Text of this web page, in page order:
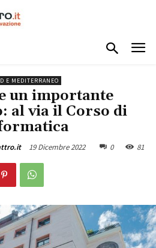
E MEDITERRANEO
un importante
al via il Corso di
19 Dicembre 2022 0 81